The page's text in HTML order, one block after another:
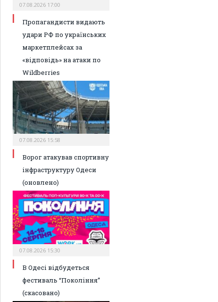
07.08.2026 17:00
Пропагандисти видають
удари РФ по українських
маркетплейсах за
«відповідь» на атаки по
Wildberries
07.08.2026 15:58
Ворог атакував спортивну
інфраструктуру Одеси
(оновлено)
07.08.2026 15:30
В Одесі відбудеться
фестиваль “Покоління”
(скасовано)